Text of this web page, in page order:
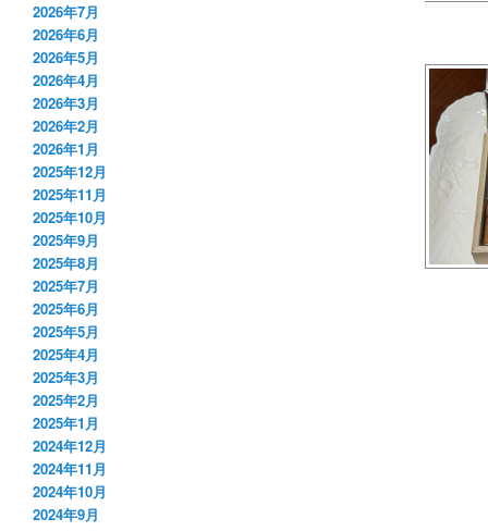
2026年7月
2026年6月
2026年5月
2026年4月
2026年3月
2026年2月
2026年1月
2025年12月
2025年11月
2025年10月
2025年9月
2025年8月
2025年7月
2025年6月
2025年5月
2025年4月
2025年3月
2025年2月
2025年1月
2024年12月
2024年11月
2024年10月
2024年9月